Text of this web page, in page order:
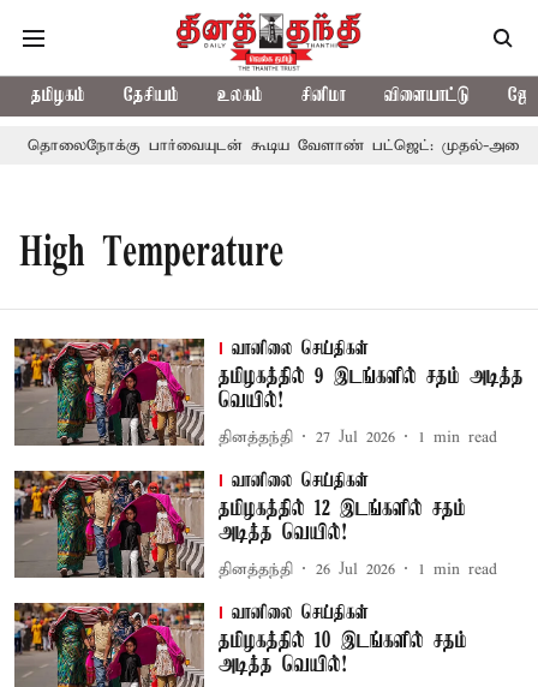
தமிழகம் தேசியம் உலகம் சினிமா விளையாட்டு
தொலைநோக்கு பார்வையுடன் கூடிய வேளாண் பட்ஜெட்: முதல்-
High Temperature
வானிலை செய்திகள்
தமிழகத்தில் 9 இடங்களில் சதம் அடித்த
வெயில்!
தினத்தந்தி 27 Jul 2026 1 min read
வானிலை செய்திகள்
தமிழகத்தில் 12 இடங்களில் சதம்
அடித்த வெயில்!
தினத்தந்தி 26 Jul 2026 1 min read
வானிலை செய்திகள்
தமிழகத்தில் 10 இடங்களில் சதம்
அடித்த வெயில்!